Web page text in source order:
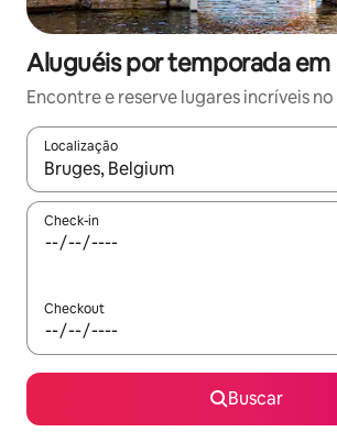
Aluguéis por temporada em
Encontre e reserve lugares incríveis
Localização
Quando os resultados estiverem
Check-in
Checkout
Buscar